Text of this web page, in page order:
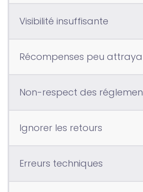
Visibilité insuffisante
Récompenses peu
Non-respect des
Ignorer les retours
Erreurs techniques